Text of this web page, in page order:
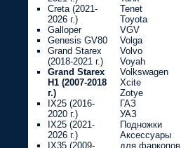
Creta (2021-
2026 г.)
Galloper
Genesis GV80
Grand Starex
(2018-2021 г.)
Grand Starex
H1 (2007-2018
г.)
IX25 (2016-
2020 г.)
IX25 (2021-
2026 г.)
IX35 (2009-
Tenet
Toyota
VGV
Volga
Volvo
Voyah
Volkswagen
Xcite
Zotye
ГАЗ
УАЗ
Подножки
Аксессуары
для фаркопов